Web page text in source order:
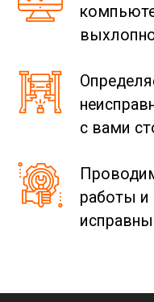
с вами
работы